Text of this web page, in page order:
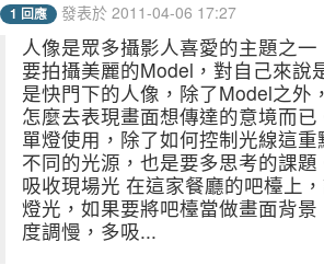
1 回應 發表於 2011-04-06 17:27
人像是眾多攝影人喜愛的主題之
要拍攝美麗的Model，對自己來說
是快門下的人像，除了Model之外
怎麼去表現畫面想傳達的意境而
單燈使用，除了如何控制光線這
不同的光源，也是要多思考的課
吸收現場光 在這家餐廳的吧檯上
燈光，如果要將吧檯當做畫面背
度調慢，多吸...